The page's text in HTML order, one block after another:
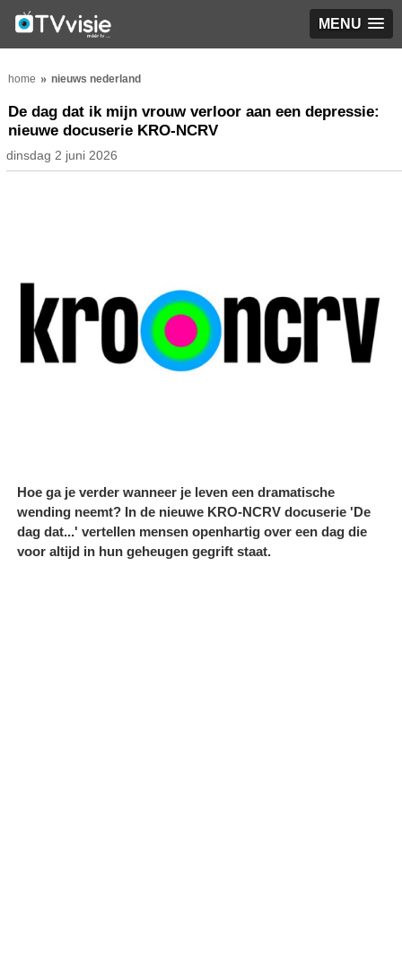
MENU
home nieuws nederland
De dag dat ik mijn vrouw verloor aan een depressie:
nieuwe docuserie KRO-NCRV
dinsdag 2 juni 2026
Hoe ga je verder wanneer je leven een dramatische
wending neemt? In de nieuwe KRO-NCRV docuserie 'De
dag dat...' vertellen mensen openhartig over een dag die
voor altijd in hun geheugen gegrift staat.